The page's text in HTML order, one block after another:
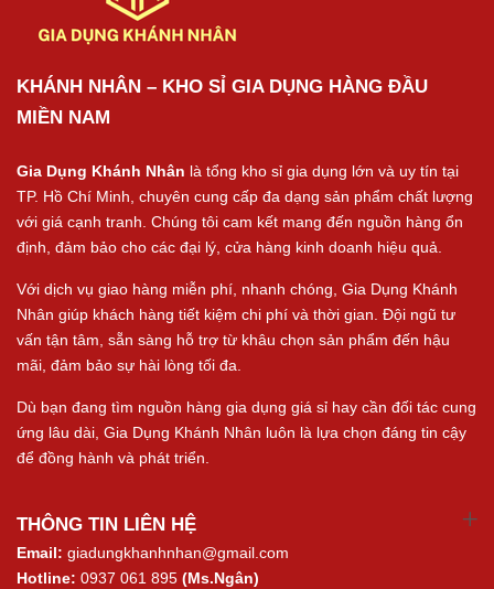
KHÁNH NHÂN – KHO SỈ GIA DỤNG HÀNG ĐẦU
MIỀN NAM
Gia Dụng Khánh Nhân là tổng kho sỉ gia dụng lớn và uy tín tại
TP. Hồ Chí Minh, chuyên cung cấp đa dạng sản phẩm chất lượng
với giá cạnh tranh. Chúng tôi cam kết mang đến nguồn hàng ổn
định, đảm bảo cho các đại lý, cửa hàng kinh doanh hiệu quả.
Với dịch vụ giao hàng miễn phí, nhanh chóng, Gia Dụng Khánh
Nhân giúp khách hàng tiết kiệm chi phí và thời gian. Đội ngũ tư
vấn tận tâm, sẵn sàng hỗ trợ từ khâu chọn sản phẩm đến hậu
mãi, đảm bảo sự hài lòng tối đa.
Dù bạn đang tìm nguồn hàng gia dụng giá sỉ hay cần đối tác cung
ứng lâu dài, Gia Dụng Khánh Nhân luôn là lựa chọn đáng tin cậy
để đồng hành và phát triển.
THÔNG TIN LIÊN HỆ
Email: giadungkhanhnhan@gmail.com
Hotline: 0937 061 895 (Ms.Ngân)